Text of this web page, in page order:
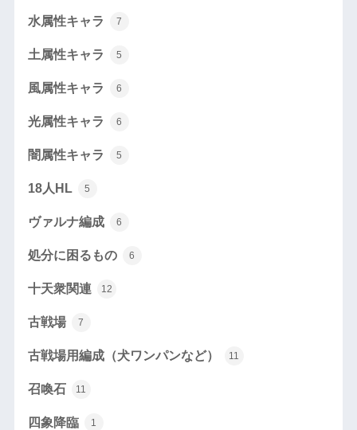
水属性キャラ 7
土属性キャラ 5
風属性キャラ 6
光属性キャラ 6
闇属性キャラ 5
18人HL 5
ヴァルナ編成 6
処分に困るもの 6
十天衆関連 12
古戦場 7
古戦場用編成（犬ワンパンなど） 11
召喚石 11
四象降臨 1